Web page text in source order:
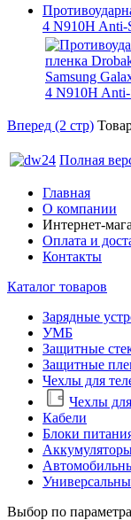
4 N910H Anti-
Вперед (2 стр)
Полная
Главная
О компании
Интернет-
Оплата и
Контакты
Каталог товаров
Зарядные
УМБ
Защитные
Защитные
Чехлы для
Чехлы
Кабели
Блоки
Выбор по